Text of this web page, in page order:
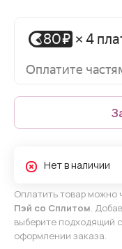
Нет в наличии
Оплатить товар можно
Пэй со Сплитом.
выберите подходящий
оформлении заказа.